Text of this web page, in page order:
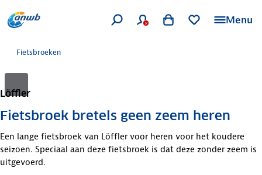
Menu
Fietsbroeken
Löffler
Fietsbroek bretels geen zeem heren
Een lange fietsbroek van Löffler voor heren voor het koudere
seizoen. Speciaal aan deze fietsbroek is dat deze zonder zeem is
uitgevoerd.